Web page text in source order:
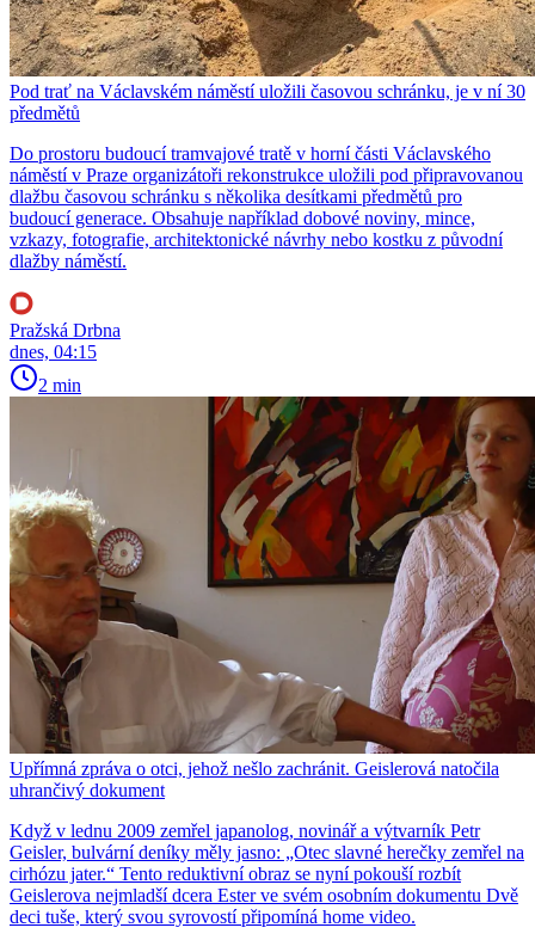
Pod trať na Václavském náměstí uložili časovou schránku, je v ní 30
předmětů
Do prostoru budoucí tramvajové tratě v horní části Václavského
náměstí v Praze organizátoři rekonstrukce uložili pod připravovanou
dlažbu časovou schránku s několika desítkami předmětů pro
budoucí generace. Obsahuje například dobové noviny, mince,
vzkazy, fotografie, architektonické návrhy nebo kostku z původní
dlažby náměstí.
Pražská Drbna
dnes, 04:15
2 min
Upřímná zpráva o otci, jehož nešlo zachránit. Geislerová natočila
uhrančivý dokument
Když v lednu 2009 zemřel japanolog, novinář a výtvarník Petr
Geisler, bulvární deníky měly jasno: „Otec slavné herečky zemřel na
cirhózu jater.“ Tento reduktivní obraz se nyní pokouší rozbít
Geislerova nejmladší dcera Ester ve svém osobním dokumentu Dvě
deci tuše, který svou syrovostí připomíná home video.